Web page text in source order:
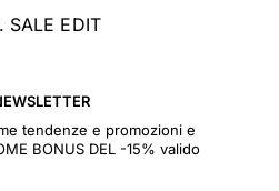
SALE EDIT
tendenze e promozioni e
BONUS DEL -15% valido